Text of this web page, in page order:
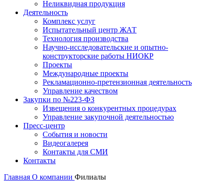
Неликвидная продукция
Деятельность
Комплекс услуг
Испытательный центр ЖАТ
Технология производства
Научно-исследовательские и опытно-
конструкторские работы НИОКР
Проекты
Международные проекты
Рекламационно-претензионная деятельность
Управление качеством
Закупки по №223-ФЗ
Извещения о конкурентных процедурах
Управление закупочной деятельностью
Пресс-центр
События и новости
Видеогалерея
Контакты для СМИ
Контакты
Главная О компании Филиалы